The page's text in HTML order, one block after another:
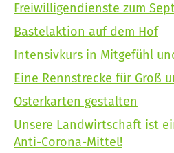
Freiwilligendienste zum
Bastelaktion auf dem Hof
Intensivkurs in Mitgefühl
Eine Rennstrecke für Groß
Osterkarten gestalten
Unsere Landwirtschaft ist
Anti-Corona-Mittel!